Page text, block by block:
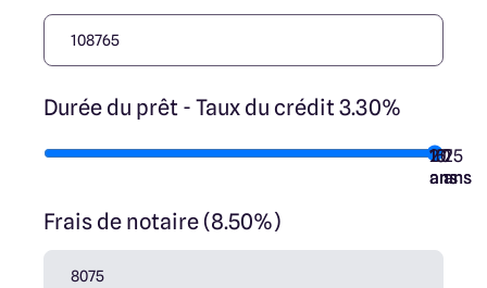
Durée du prêt - Taux du crédit 3.30%
7
ans
10
ans
15
ans
20
ans
25
ans
Frais de notaire (8.50%)